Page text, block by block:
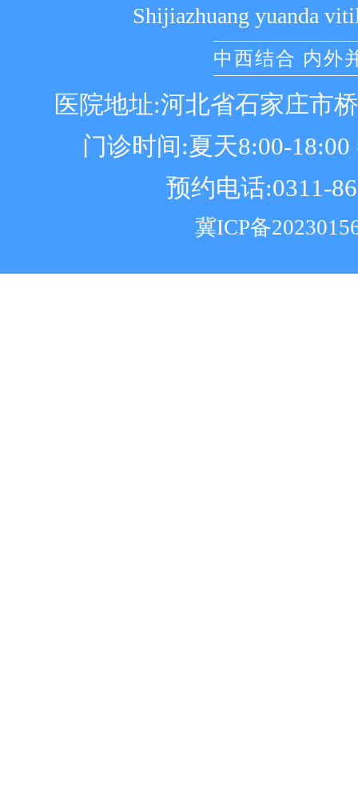
Shijiazhuang yuanda
中西结合 内外
医院地址:河北省石家庄市
门诊时间:夏天8:00-18:00
预约电话:0311-
冀ICP备